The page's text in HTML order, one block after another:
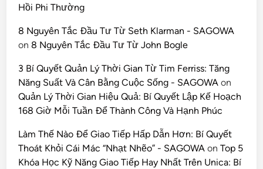
Hồi Phi Thường
8 Nguyên Tắc Đầu Tư Từ Seth Klarman - SAGOWA
on 8 Nguyên Tắc Đầu Tư Từ John Bogle
3 Bí Quyết Quản Lý Thời Gian Từ Tim Ferriss: Tăng
Năng Suất Và Cân Bằng Cuộc Sống - SAGOWA on
Quản Lý Thời Gian Hiệu Quả: Bí Quyết Lập Kế Hoạch
168 Giờ Mỗi Tuần Để Thành Công Và Hạnh Phúc
Làm Thế Nào Để Giao Tiếp Hấp Dẫn Hơn: Bí Quyết
Thoát Khỏi Cái Mác “Nhạt Nhẽo” - SAGOWA onTop 5
Khóa Học Kỹ Năng Giao Tiếp Hay Nhất Trên Unica: Bí